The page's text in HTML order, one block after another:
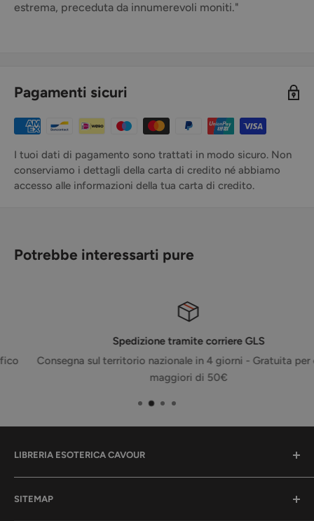
estrema, preceduta da innumerevoli moniti."
Pagamenti sicuri
I tuoi dati di pagamento sono trattati in modo sicuro. Non
conserviamo i dettagli della carta di credito né abbiamo
accesso alle informazioni della tua carta di credito.
Potrebbe interessarti pure
Spedizione tramite corriere GLS
Consegna sul territorio nazionale in 4 giorni - Gratuita per ordini
maggiori di 50€
LIBRERIA ESOTERICA CAVOUR
La tua libreria per l'anima.
Qui troverai tanti libri, oggetti, eventi e corsi per la tua
crescita spirituale.
SITEMAP